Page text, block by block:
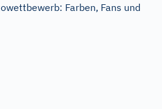
Farben, Fans und